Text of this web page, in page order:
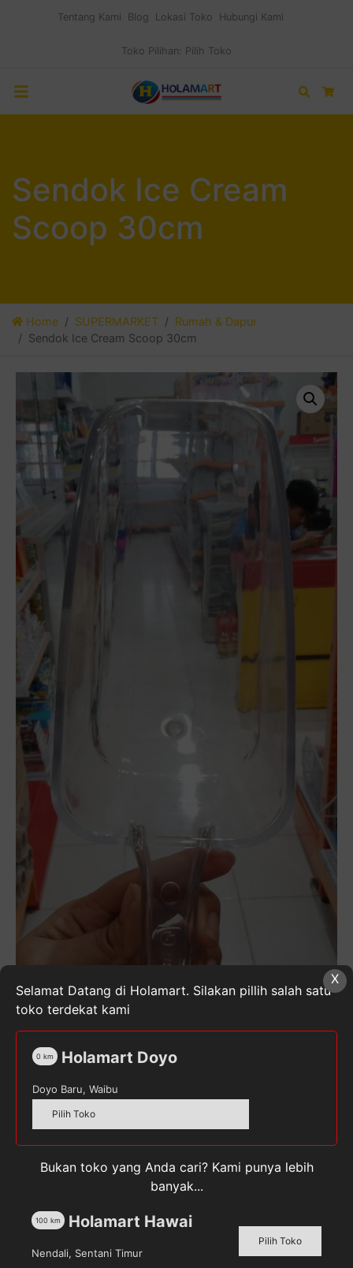
Tentang Kami Blog Lokasi Toko Hubungi Kami
Toko Pilihan: Pilih Toko
Search
Sendok Ice Cream
Scoop 30cm
Home SUPERMARKET
Rumah & Dapur
Sendok Ice Cream Scoop 30cm
Pilih toko untuk melihat harga
Kuantitas
Cream
30cm
Peralatan Rumah Tangga
Rumah & Dapur Tag: SENDOKICECREAM
X
Selamat Datang di Holamart. Silakan pillih salah satu
toko terdekat kami
Holamart Doyo
0 km
Doyo Baru, Waibu
Pilih Toko
Bukan toko yang Anda cari? Kami punya lebih
banyak...
Holamart Hawai
100 km
Nendali, Sentani Timur
Pilih Toko